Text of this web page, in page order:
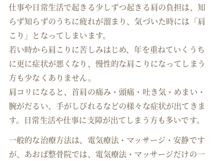
仕事や日常生活で起きる少しずつ起きる肩の負担は、知
らず知らずのうちに疲れが溜まり、気づいた時には「肩
こり」となってしまいます。
若い時から肩こりに苦しみはじめ、年を重ねていくうち
に更に症状が悪くなり、慢性的な肩こりになってしまう
方も少なくありません。
肩コリになると、首肩の痛み・頭痛・吐き気・めまい・
腕がだるい、手がしびれるなどの様々な症状が出てきま
す。日常生活や仕事に支障が出てしまう方も多いです。
一般的な治療方法は、電気療法・マッサージ・安静です
が、あおば整骨院では、電気療法・マッサージだけの一